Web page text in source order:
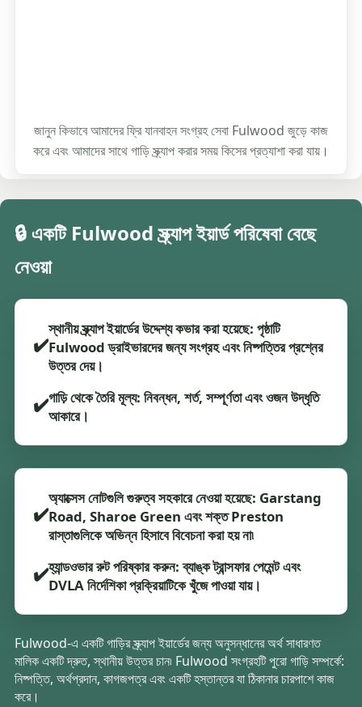
জানুন কিভাবে আমাদের ফ্রি যানবাহন সংগ্রহ সেবা Fulwood জুড়ে কাজ
করে এবং আমাদের সাথে গাড়ি স্ক্র্যাপ করার সময় কিসের প্রত্যাশা করা যায়।
🔒 একটি Fulwood স্ক্র্যাপ ইয়ার্ড পরিষেবা বেছে
নেওয়া
✔️
স্থানীয় স্ক্র্যাপ ইয়ার্ডের উদ্দেশ্য কভার করা হয়েছে: পৃষ্ঠাটি
Fulwood ড্রাইভারদের জন্য সংগ্রহ এবং নিষ্পত্তির প্রশ্নের
উত্তর দেয়।
✔️গাড়ি থেকে তৈরি মূল্য: নিবন্ধন, শর্ত, সম্পূর্ণতা এবং ওজন উদ্ধৃতি
আকারে।
✔️
অ্যাক্সেস নোটগুলি গুরুত্ব সহকারে নেওয়া হয়েছে: Garstang
Road, Sharoe Green এবং শক্ত Preston
রাস্তাগুলিকে অভিন্ন হিসাবে বিবেচনা করা হয় না৷
✔️হ্যান্ডওভার রুট পরিষ্কার করুন: ব্যাঙ্ক ট্রান্সফার পেমেন্ট এবং
DVLA নির্দেশিকা প্রক্রিয়াটিকে খুঁজে পাওয়া যায়।
Fulwood-এ একটি গাড়ির স্ক্র্যাপ ইয়ার্ডের জন্য অনুসন্ধানের অর্থ সাধারণত
মালিক একটি দ্রুত, স্থানীয় উত্তর চান৷ Fulwood সংগ্রহটি পুরো গাড়ি সম্পর্কে:
নিষ্পত্তি, অর্থপ্রদান, কাগজপত্র এবং একটি হস্তান্তর যা ঠিকানার চারপাশে কাজ
করে।